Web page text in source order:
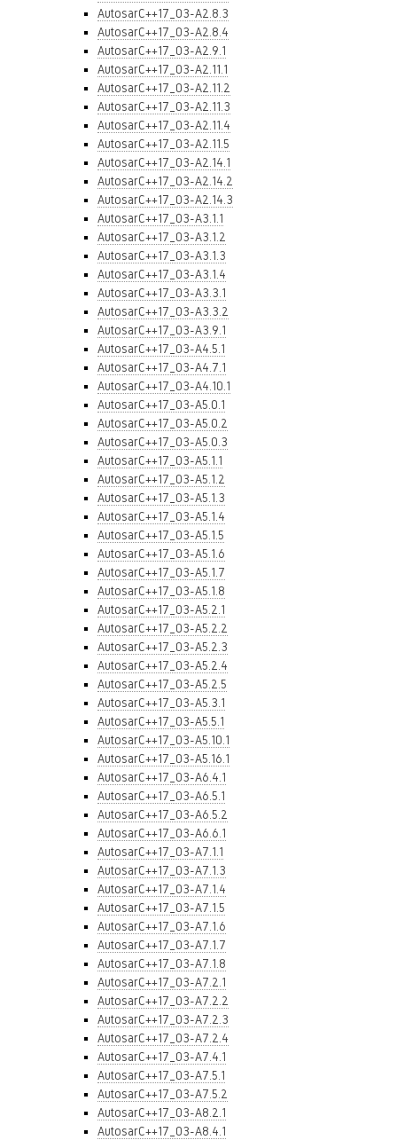
AutosarC++17_03-A2.8.3
AutosarC++17_03-A2.8.4
AutosarC++17_03-A2.9.1
AutosarC++17_03-A2.11.1
AutosarC++17_03-A2.11.2
AutosarC++17_03-A2.11.3
AutosarC++17_03-A2.11.4
AutosarC++17_03-A2.11.5
AutosarC++17_03-A2.14.1
AutosarC++17_03-A2.14.2
AutosarC++17_03-A2.14.3
AutosarC++17_03-A3.1.1
AutosarC++17_03-A3.1.2
AutosarC++17_03-A3.1.3
AutosarC++17_03-A3.1.4
AutosarC++17_03-A3.3.1
AutosarC++17_03-A3.3.2
AutosarC++17_03-A3.9.1
AutosarC++17_03-A4.5.1
AutosarC++17_03-A4.7.1
AutosarC++17_03-A4.10.1
AutosarC++17_03-A5.0.1
AutosarC++17_03-A5.0.2
AutosarC++17_03-A5.0.3
AutosarC++17_03-A5.1.1
AutosarC++17_03-A5.1.2
AutosarC++17_03-A5.1.3
AutosarC++17_03-A5.1.4
AutosarC++17_03-A5.1.5
AutosarC++17_03-A5.1.6
AutosarC++17_03-A5.1.7
AutosarC++17_03-A5.1.8
AutosarC++17_03-A5.2.1
AutosarC++17_03-A5.2.2
AutosarC++17_03-A5.2.3
AutosarC++17_03-A5.2.4
AutosarC++17_03-A5.2.5
AutosarC++17_03-A5.3.1
AutosarC++17_03-A5.5.1
AutosarC++17_03-A5.10.1
AutosarC++17_03-A5.16.1
AutosarC++17_03-A6.4.1
AutosarC++17_03-A6.5.1
AutosarC++17_03-A6.5.2
AutosarC++17_03-A6.6.1
AutosarC++17_03-A7.1.1
AutosarC++17_03-A7.1.3
AutosarC++17_03-A7.1.4
AutosarC++17_03-A7.1.5
AutosarC++17_03-A7.1.6
AutosarC++17_03-A7.1.7
AutosarC++17_03-A7.1.8
AutosarC++17_03-A7.2.1
AutosarC++17_03-A7.2.2
AutosarC++17_03-A7.2.3
AutosarC++17_03-A7.2.4
AutosarC++17_03-A7.4.1
AutosarC++17_03-A7.5.1
AutosarC++17_03-A7.5.2
AutosarC++17_03-A8.2.1
AutosarC++17_03-A8.4.1